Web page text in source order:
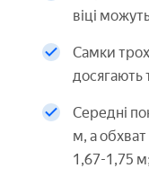
віці
Самки
досягають
Середні
м, а обхват
1,67-1,75